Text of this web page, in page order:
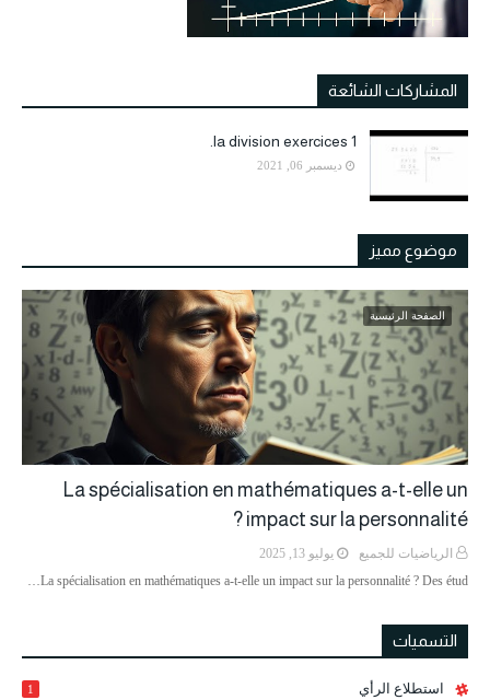
المشاركات الشائعة
la division exercices 1.
ديسمبر 06, 2021
موضوع مميز
الصفحة الرئيسية
La spécialisation en mathématiques a-t-elle un
impact sur la personnalité ?
الرياضيات للجميع
يوليو 13, 2025
La spécialisation en mathématiques a-t-elle un impact sur la personnalité ? Des étud…
التسميات
استطلاع الرأي 1